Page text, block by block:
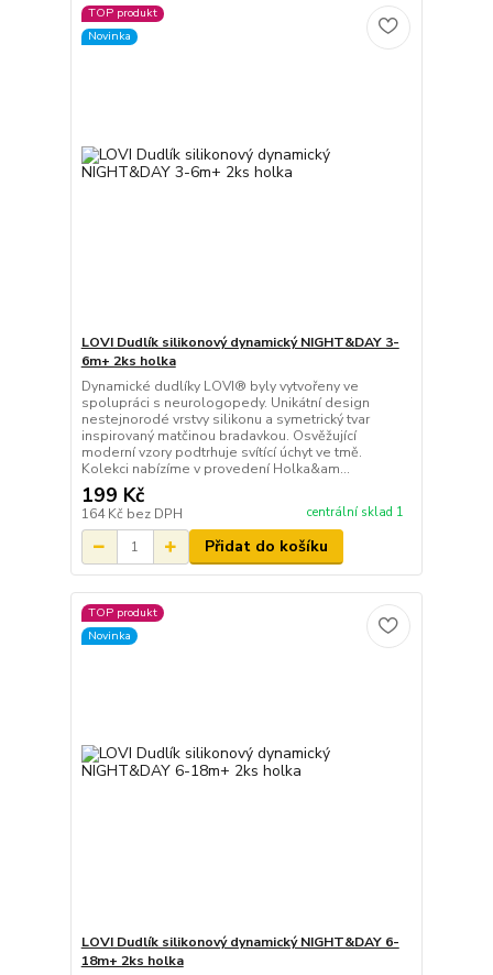
TOP produkt
Novinka
LOVI Dudlík silikonový dynamický NIGHT&DAY 3-
6m+ 2ks holka
Dynamické dudlíky LOVI® byly vytvořeny ve
spolupráci s neurologopedy. Unikátní design
nestejnorodé vrstvy silikonu a symetrický tvar
inspirovaný matčinou bradavkou. Osvěžující
moderní vzory podtrhuje svítící úchyt ve tmě.
Kolekci nabízíme v provedení Holka&am...
199 Kč
164 Kč bez DPH centrální sklad 1
Přidat do košíku
TOP produkt
Novinka
LOVI Dudlík silikonový dynamický NIGHT&DAY 6-
18m+ 2ks holka